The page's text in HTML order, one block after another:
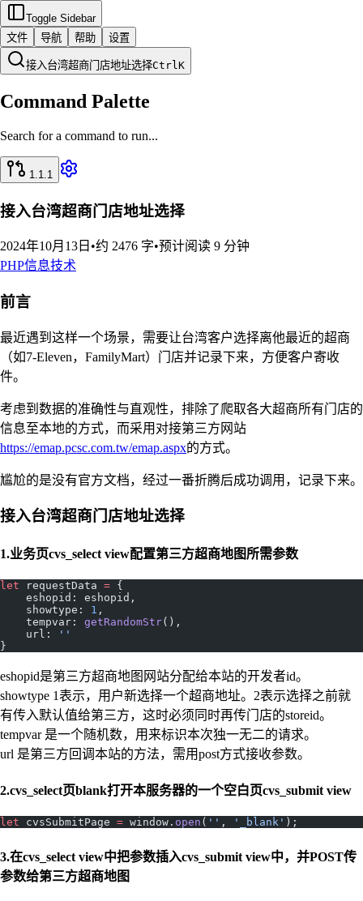
Toggle Sidebar
文件
导航 帮助 设置
接入台湾超商门店地址选择CtrlK
Command Palette
Search for a command to run...
1.1.1
接入台湾超商门店地址选择
2024年10月13日 •约 2476 字•预计阅读 9 分钟
PHP信息技术
前言
最近遇到这样一个场景，需要让台湾客户选择离他最近的超商
（如7-Eleven，FamilyMart）门店并记录下来，方便客户寄收
件。
考虑到数据的准确性与直观性，排除了爬取各大超商所有门店的
信息至本地的方式，而采用对接第三方网站
https://emap.pcsc.com.tw/emap.aspx的方式。
尴尬的是没有官方文档，经过一番折腾后成功调用，记录下来。
接入台湾超商门店地址选择
1.业务页cvs_select view配置第三方超商地图所需参数
let requestData = {
    eshopid: eshopid,
    showtype:
1 ,
    tempvar:
getRandomStr(),
    url:
''
}
eshopid是第三方超商地图网站分配给本站的开发者id。
showtype 1表示，用户新选择一个超商地址。2表示选择之前就
有传入默认值给第三方，这时必须同时再传门店的storeid。
tempvar 是一个随机数，用来标识本次独一无二的请求。
url 是第三方回调本站的方法，需用post方式接收参数。
2.cvs_select页blank打开本服务器的一个空白页cvs_submit view
let cvsSubmitPage = window. open ( '' , '_blank' );
3.在cvs_select view中把参数插入cvs_submit view中，并POST传
参数给第三方超商地图